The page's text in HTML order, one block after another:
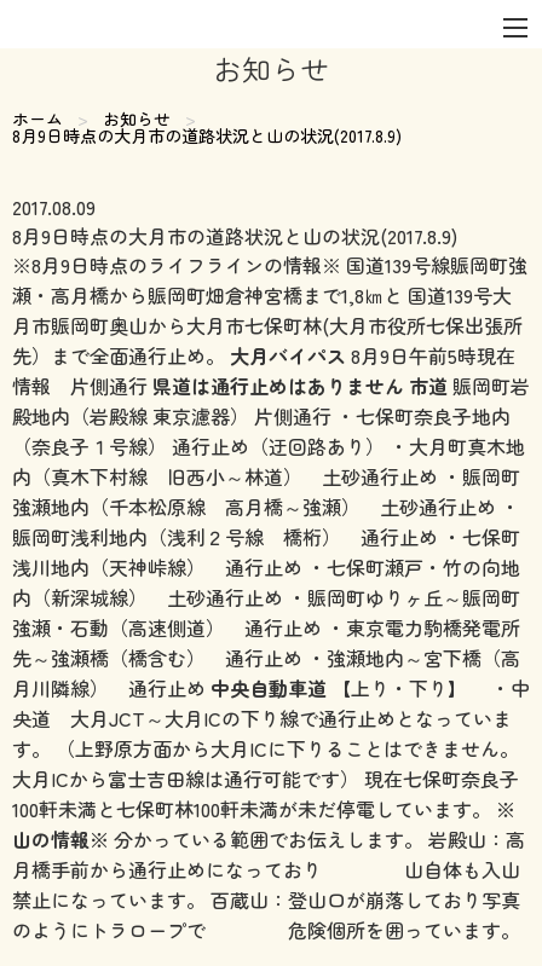
お知らせ
ホーム お知らせ
現在のページ:
8月9日時点の大月市の道路状況と山の状況(2017.8.9)
2017.08.09
8月9日時点の大月市の道路状況と山の状況(2017.8.9)
※8月9日時点のライフラインの情報※ 国道139号線賑岡町強
瀬・高月橋から賑岡町畑倉神宮橋まで1,8㎞と 国道139号大
月市賑岡町奥山から大月市七保町林(大月市役所七保出張所
先）まで全面通行止め。 大月バイパス 8月9日午前5時現在
情報 片側通行 県道は通行止めはありません 市道 賑岡町岩
殿地内（岩殿線 東京濾器） 片側通行 ・七保町奈良子地内
（奈良子１号線） 通行止め（迂回路あり） ・大月町真木地
内（真木下村線 旧西小～林道） 土砂通行止め ・賑岡町
強瀬地内（千本松原線 高月橋～強瀬） 土砂通行止め ・
賑岡町浅利地内（浅利２号線 橋桁） 通行止め ・七保町
浅川地内（天神峠線） 通行止め ・七保町瀬戸・竹の向地
内（新深城線） 土砂通行止め ・賑岡町ゆりヶ丘～賑岡町
強瀬・石動（高速側道） 通行止め ・東京電力駒橋発電所
先～強瀬橋（橋含む） 通行止め ・強瀬地内～宮下橋（高
月川隣線） 通行止め 中央自動車道 【上り・下り】 ・中
央道 大月JCT～大月ICの下り線で通行止めとなっていま
す。 （上野原方面から大月ICに下りることはできません。
大月ICから富士吉田線は通行可能です） 現在七保町奈良子
100軒未満と七保町林100軒未満が未だ停電しています。 ※
山の情報※ 分かっている範囲でお伝えします。 岩殿山：高
月橋手前から通行止めになっており 山自体も入山
禁止になっています。 百蔵山：登山口が崩落しており写真
のようにトラロープで 危険個所を囲っています。